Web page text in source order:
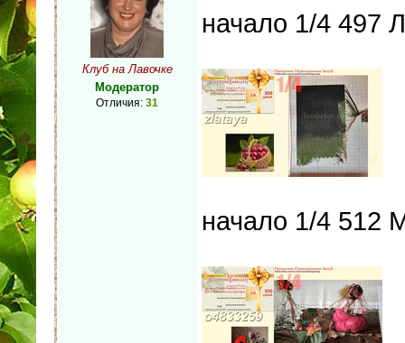
Клуб на Лавочке
Модератор
Отличия: 31
начало 1/4 497
начало 1/4 512